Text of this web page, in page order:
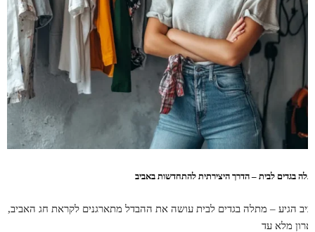
בגדים לבית – הדרך היצירתית להתחדשות באביב
הגיע – מתלה בגדים לבית עושה את ההבדל מתארגנים לקראת חג האביב,
מלא עד